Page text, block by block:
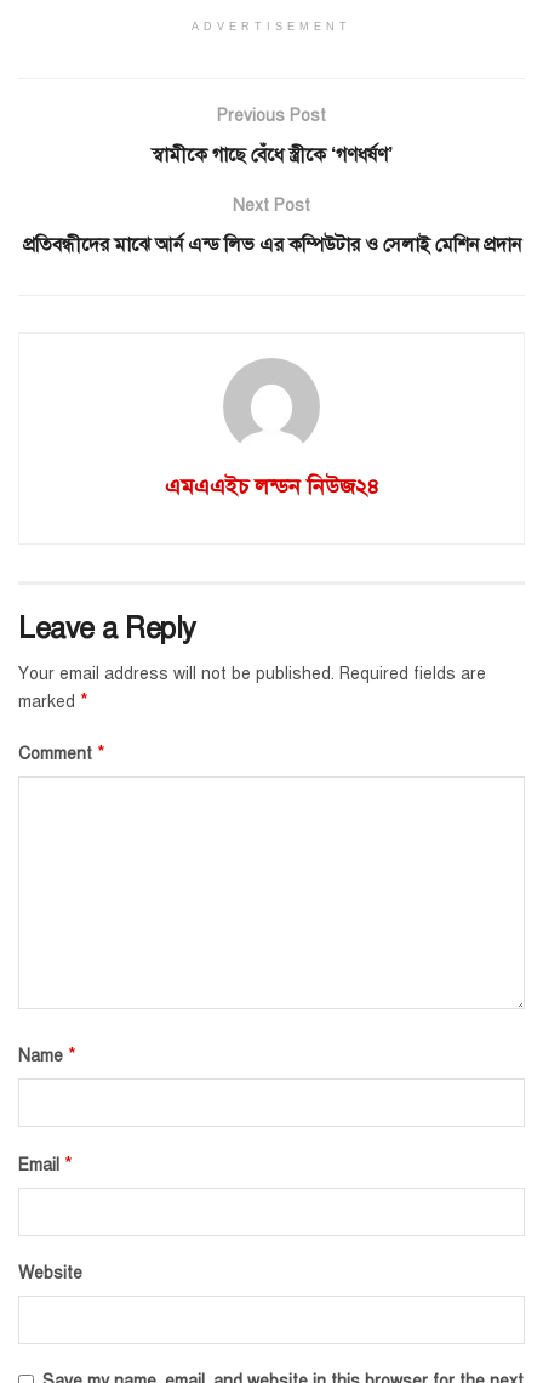
ADVERTISEMENT
Previous Post
স্বামীকে গাছে বেঁধে স্ত্রীকে ‘গণধর্ষণ’
Next Post
প্রতিবন্ধীদের মাঝে আর্ন এন্ড লিভ এর কম্পিউটার ও সেলাই মেশিন প্রদান
এমএএইচ লন্ডন নিউজ২৪
Leave a Reply
Your email address will not be published. Required fields are
marked *
Comment *
Name *
Email *
Website